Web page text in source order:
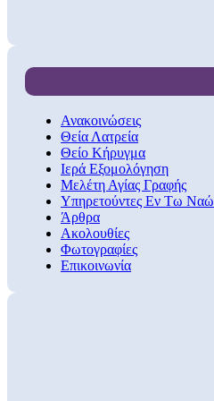
Ανακοινώσεις
Θεία Λατρεία
Θείο Κήρυγμα
Ιερά Εξομολόγηση
Μελέτη Αγίας Γραφής
Υπηρετούντες Εν Τω Ναώ
Άρθρα
Ακολουθίες
Φωτογραφίες
Επικοινωνία